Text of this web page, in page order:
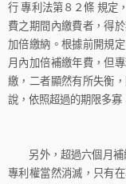
行 專利法第８２條 規定
費之期間內繳費者，得
加倍繳納。根據前開規
月內加倍補繳年費，但
繳，二者顯然有所失衡
說，依照超過的期限多寡
另外，超過六個月補
專利權當然消滅，只有